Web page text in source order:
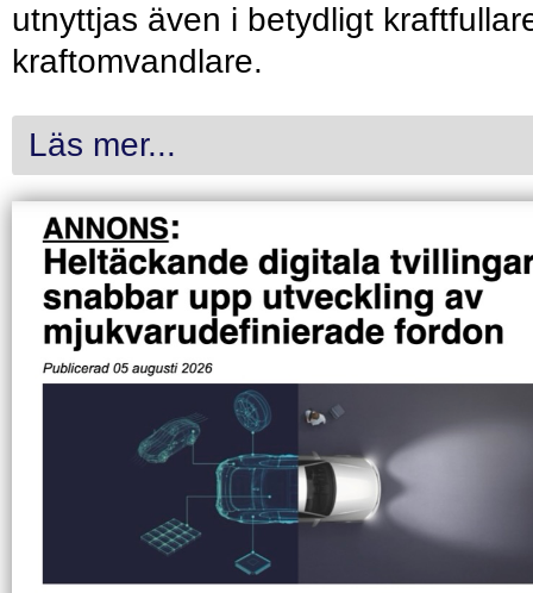
utnyttjas även i betydligt
kraftomvandlare.
Läs mer...